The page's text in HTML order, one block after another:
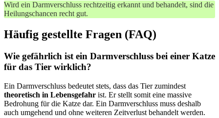
Wird ein Darmverschluss rechtzeitig erkannt und behandelt, sind die
Heilungschancen recht gut.
Häufig gestellte Fragen (FAQ)
Wie gefährlich ist ein Darmverschluss bei einer Katze
für das Tier wirklich?
Ein Darmverschluss bedeutet stets, dass das Tier zumindest
theoretisch in Lebensgefahr ist. Er stellt somit eine massive
Bedrohung für die Katze dar. Ein Darmverschluss muss deshalb
auch umgehend und ohne weiteren Zeitverlust behandelt werden.